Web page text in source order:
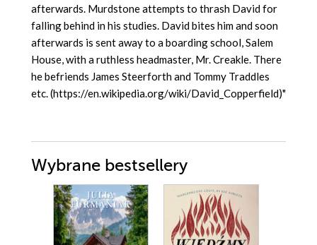
afterwards. Murdstone attempts to thrash David for
falling behind in his studies. David bites him and soon
afterwards is sent away to a boarding school, Salem
House, with a ruthless headmaster, Mr. Creakle. There
he befriends James Steerforth and Tommy Traddles
etc. (https://en.wikipedia.org/wiki/David_Copperfield)"
Wybrane bestsellery